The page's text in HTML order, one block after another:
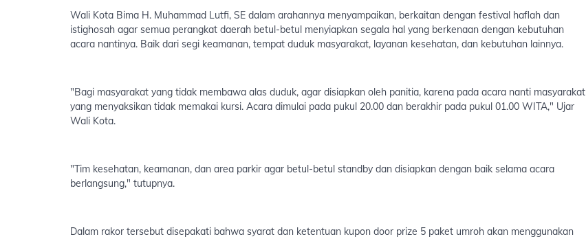
Wali Kota Bima H. Muhammad Lutfi, SE dalam arahannya menyampaikan, berkaitan dengan festival haflah dan
istighosah agar semua perangkat daerah betul-betul menyiapkan segala hal yang berkenaan dengan kebutuhan
acara nantinya. Baik dari segi keamanan, tempat duduk masyarakat, layanan kesehatan, dan kebutuhan lainnya.
"Bagi masyarakat yang tidak membawa alas duduk, agar disiapkan oleh panitia, karena pada acara nanti masyarakat
yang menyaksikan tidak memakai kursi. Acara dimulai pada pukul 20.00 dan berakhir pada pukul 01.00 WITA," Ujar
Wali Kota.
"Tim kesehatan, keamanan, dan area parkir agar betul-betul standby dan disiapkan dengan baik selama acara
berlangsung," tutupnya.
Dalam rakor tersebut disepakati bahwa syarat dan ketentuan kupon door prize 5 paket umroh akan menggunakan